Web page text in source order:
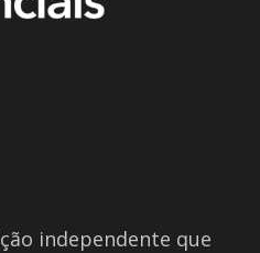
independente que